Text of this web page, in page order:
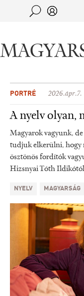
PORTRÉ 2026.ápr.7.
A nyelv olyan,
Magyarok vagyunk, de
tudjuk elkerülni, hogy
ösztönös fordítók
Hizsnyai Tóth
NYELV MAGYARSÁG